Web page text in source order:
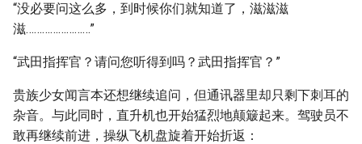
“没必要问这么多，到时候你们就知道了，滋滋滋
滋……………………”
“武田指挥官？请问您听得到吗？武田指挥官？”
贵族少女闻言本还想继续追问，但通讯器里却只剩下刺耳的
杂音。与此同时，直升机也开始猛烈地颠簸起来。驾驶员不
敢再继续前进，操纵飞机盘旋着开始折返：